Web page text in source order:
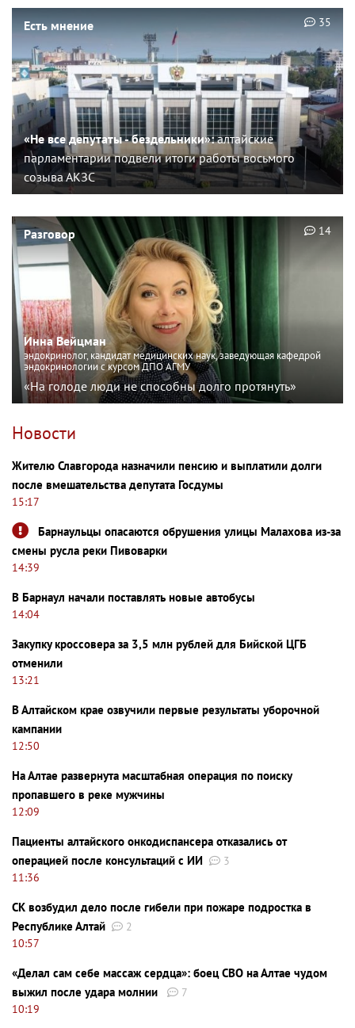
Есть мнение
«Не все депутаты - бездельники»:алтайские
парламентарии подвели итоги работы восьмого
созыва АКЗС
35
Разговор
Инна Вейцман
эндокринолог, кандидат медицинских наук, заведующая кафедрой
эндокринологии с курсом ДПО АГМУ
«На голоде люди не способны долго протянуть»
14
Новости
Жителю Славгорода назначили пенсию и выплатили долги
после вмешательства депутата Госдумы
15:17
Барнаульцы опасаются обрушения улицы Малахова из-за
смены русла реки Пивоварки
14:39
В Барнаул начали поставлять новые автобусы
14:04
Закупку кроссовера за 3,5 млн рублей для Бийской ЦГБ
отменили
13:21
В Алтайском крае озвучили первые результаты уборочной
кампании
12:50
На Алтае развернута масштабная операция по поиску
пропавшего в реке мужчины
12:09
Пациенты алтайского онкодиспансера отказались от
операцией после консультаций с ИИ
3
11:36
СК возбудил дело после гибели при пожаре подростка в
Республике Алтай
2
10:57
«Делал сам себе массаж сердца»: боец СВО на Алтае чудом
выжил после удара молнии
7
10:19